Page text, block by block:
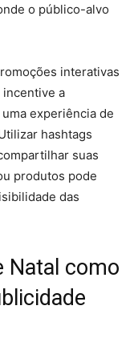
o público-alvo
interativas
a
experiência de
hashtags
suas
produtos pode
das
Natal como